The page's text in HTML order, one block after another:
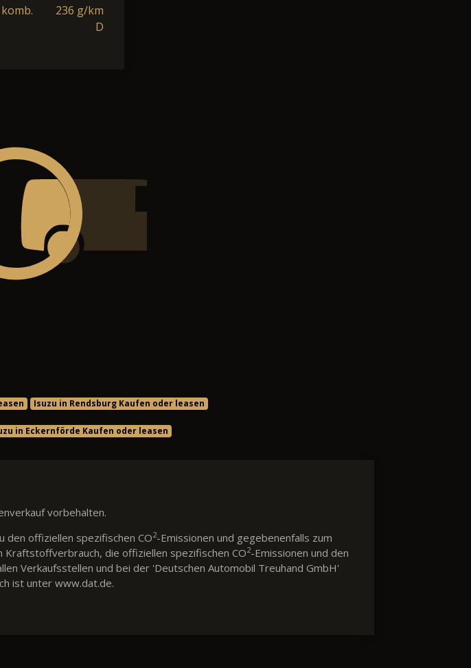
236 g/km
D
Isuzu in Rendsburg Kaufen oder leasen
in Eckernförde Kaufen oder leasen
vorbehalten.
offiziellen spezifischen CO2-Emissionen und gegebenenfalls zum
die offiziellen spezifischen CO2-Emissionen und den
Verkaufsstellen und bei der 'Deutschen Automobil Treuhand GmbH'
ist unter www.dat.de.